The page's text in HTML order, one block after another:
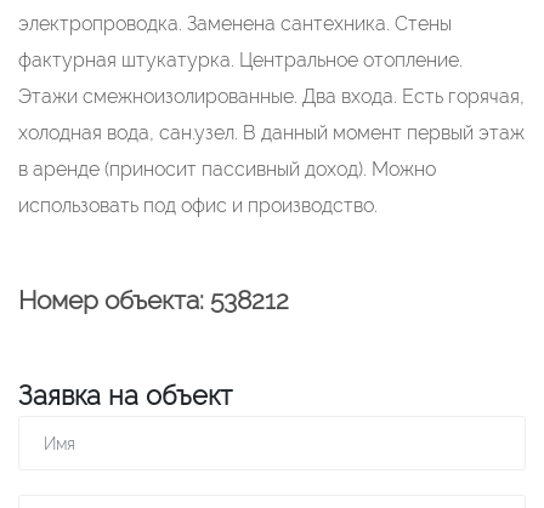
электропроводка. Заменена сантехника. Стены
фактурная штукатурка. Центральное отопление.
Этажи смежноизолированные. Два входа. Есть горячая,
холодная вода, сан.узел. В данный момент первый этаж
в аренде (приносит пассивный доход). Можно
использовать под офис и производство.
Номер объекта: 538212
Заявка на объект